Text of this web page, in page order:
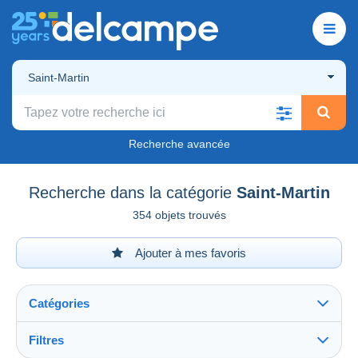
Saint-Martin
Recherche avancée
Recherche dans la catégorie Saint-Martin
354 objets trouvés
Ajouter à mes favoris
Catégories
Filtres